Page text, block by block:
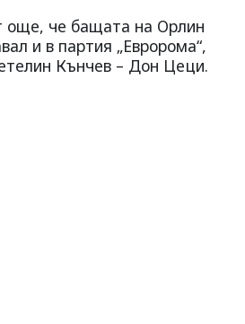
още, че бащата на Орлин
и в партия „Евророма“,
Кънчев – Дон Цеци.